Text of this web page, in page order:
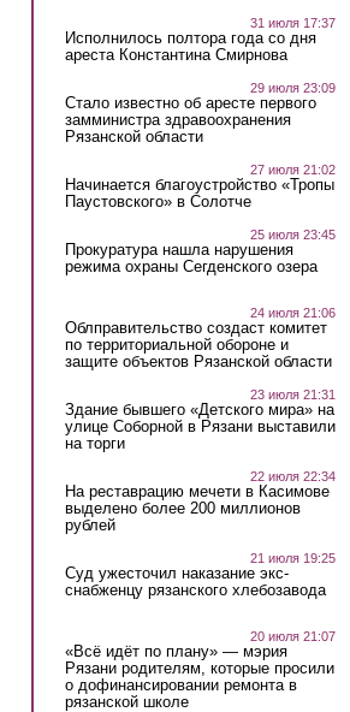
31 июля 17:37
Исполнилось полтора года со дня
ареста Константина Смирнова
29 июля 23:09
Стало известно об аресте первого
замминистра здравоохранения
Рязанской области
27 июля 21:02
Начинается благоустройство «Тропы
Паустовского» в Солотче
25 июля 23:45
Прокуратура нашла нарушения
режима охраны Сегденского озера
24 июля 21:06
Облправительство создаст комитет
по территориальной обороне и
защите объектов Рязанской области
23 июля 21:31
Здание бывшего «Детского мира» на
улице Соборной в Рязани выставили
на торги
22 июля 22:34
На реставрацию мечети в Касимове
выделено более 200 миллионов
рублей
21 июля 19:25
Суд ужесточил наказание экс-
снабженцу рязанского хлебозавода
20 июля 21:07
«Всё идёт по плану» — мэрия
Рязани родителям, которые просили
о дофинансировании ремонта в
рязанской школе